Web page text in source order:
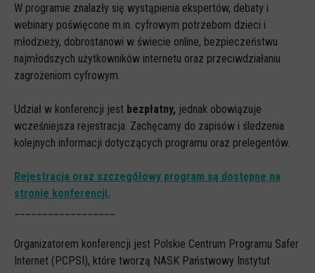
W programie znalazły się wystąpienia ekspertów, debaty i
webinary poświęcone m.in. cyfrowym potrzebom dzieci i
młodzieży, dobrostanowi w świecie online, bezpieczeństwu
najmłodszych użytkowników internetu oraz przeciwdziałaniu
zagrożeniom cyfrowym.
Udział w konferencji jest bezpłatny, jednak obowiązuje
wcześniejsza rejestracja. Zachęcamy do zapisów i śledzenia
kolejnych informacji dotyczących programu oraz prelegentów.
Rejestracja oraz szczegółowy program są dostępne na
stronie konferencji.
Organizatorem konferencji jest Polskie Centrum Programu Safer
Internet (PCPSI), które tworzą NASK Państwowy Instytut
Gra karciana o deinformacji "Dezinfo"
Gra planszowa o cyberhigienie "Digital Brainiacs"
Kalambury z cyberhigieny "Cybermaster"
Dane teleadresowe
Dołącz do newslettera